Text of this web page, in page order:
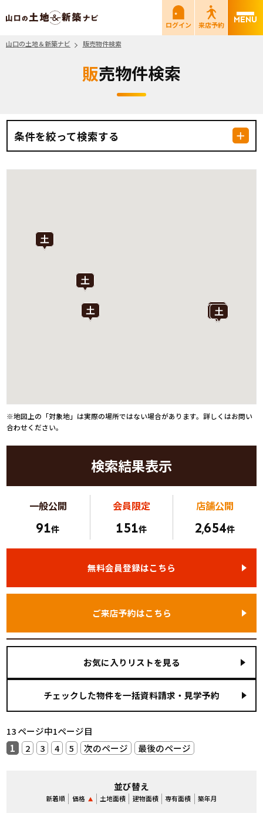
山口の土地＆新築ナビ
ログイン
来店予約
山口の土地＆新築ナビ
販売物件検索
販売物件検索
条件を絞って検索する
※地図上の「対象地」は実際の場所ではない場合があります。詳しくはお問い
合わせください。
検索結果表示
一般公開
91件
会員限定
151件
店舗公開
2,654件
無料会員登録はこちら
ご来店予約はこちら
お気に入りリストを見る
13 ページ中1ページ目
1
2 3 4 5 次のページ 最後のページ
並び替え
新着順 価格 土地面積 建物面積 専有面積 築年月